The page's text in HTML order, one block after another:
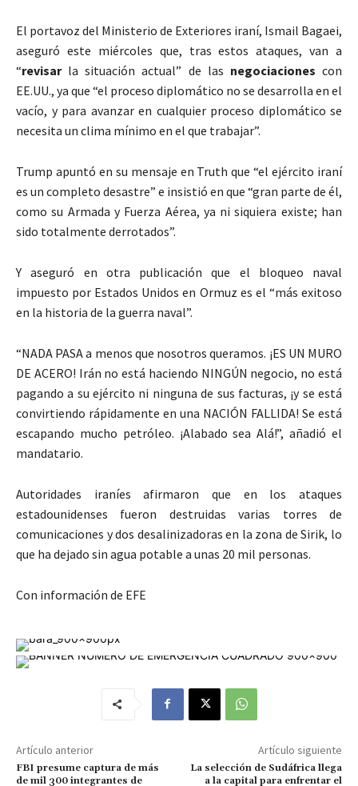
El portavoz del Ministerio de Exteriores iraní, Ismail Bagaei,
aseguró este miércoles que, tras estos ataques, van a
“revisarla situación actual” de las negociaciones con
EE.UU., ya que “el proceso diplomático no se desarrolla en el
vacío, y para avanzar en cualquier proceso diplomático se
necesita un clima mínimo en el que trabajar”.
Trump apuntó en su mensaje en Truth que “el ejército iraní
es un completo desastre” e insistió en que “gran parte de él,
como su Armada y Fuerza Aérea, ya ni siquiera existe; han
sido totalmente derrotados”.
Y aseguró en otra publicación que el bloqueo naval
impuesto por Estados Unidos en Ormuz es el “más exitoso
en la historia de la guerra naval”.
“NADA PASA a menos que nosotros queramos. ¡ES UN MURO
DE ACERO! Irán no está haciendo NINGÚN negocio, no está
pagando a su ejército ni ninguna de sus facturas, ¡y se está
convirtiendo rápidamente en una NACIÓN FALLIDA! Se está
escapando mucho petróleo. ¡Alabado sea Alá!”, añadió el
mandatario.
Autoridades iraníes afirmaron que en los ataques
estadounidenses fueron destruidas varias torres de
comunicaciones y dos desalinizadoras en la zona de Sirik, lo
que ha dejado sin agua potable a unas 20 mil personas.
Con información de EFE
Artículo anterior
FBI presume captura de más
de mil 300 integrantes de
Artículo siguiente
La selección de Sudáfrica llega
a la capital para enfrentar el